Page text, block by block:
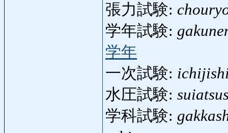
張力試験:
学年試験:
学年
一次試験:
水圧試験:
学科試験: